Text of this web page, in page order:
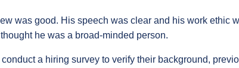
was good. His speech was clear and his work ethic
he was a broad-minded person.
a hiring survey to verify their background,